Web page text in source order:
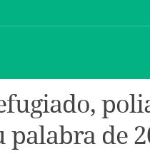
palabra de